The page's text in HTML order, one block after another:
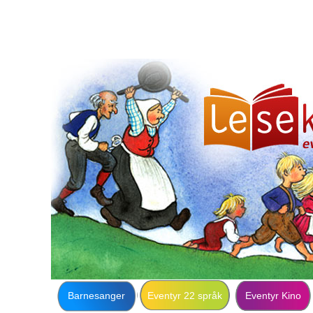
Barnesanger Eventyr 22 språk Eventyr Kino